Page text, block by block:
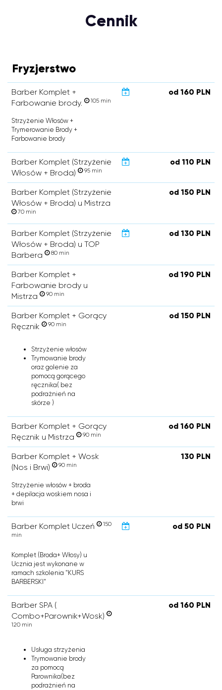
Cennik
Fryzjerstwo
Barber Komplet +
Farbowanie brody.
105 min
od 160 PLN
Strzyżenie Włosów +
Trymerowanie Brody +
Farbowanie brody
Barber Komplet (Strzyżenie
Włosów + Broda)
95 min
od 110 PLN
Barber Komplet (Strzyżenie
Włosów + Broda) u Mistrza
70 min
od 150 PLN
Barber Komplet (Strzyżenie
Włosów + Broda) u TOP
Barbera
80 min
od 130 PLN
Barber Komplet +
Farbowanie brody u
Mistrza
90 min
od 190 PLN
Barber Komplet + Gorący
Ręcznik
90 min
od 150 PLN
Strzyżenie włosów
Trymowanie brody
oraz golenie za
pomocą gorącego
ręcznika( bez
podrażnień na
skórze )
Barber Komplet + Gorący
Ręcznik u Mistrza
90 min
od 160 PLN
Barber Komplet + Wosk
(Nos i Brwi)
90 min
130 PLN
Strzyżenie włosów + broda
+ depilacja woskiem nosa i
brwi
Barber Komplet Uczeń
150
min
od 50 PLN
Komplet (Broda+ Włosy) u
Ucznia jest wykonane w
ramach szkolenia "KURS
BARBERSKI"
Barber SPA (
Combo+Parownik+Wosk)
120 min
od 160 PLN
Usługa strzyżenia
Trymowanie brody
za pomocą
Parownika(bez
podrażnień na